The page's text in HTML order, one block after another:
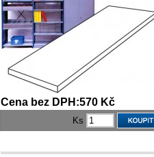
Cena bez DPH:570 Kč
Ks